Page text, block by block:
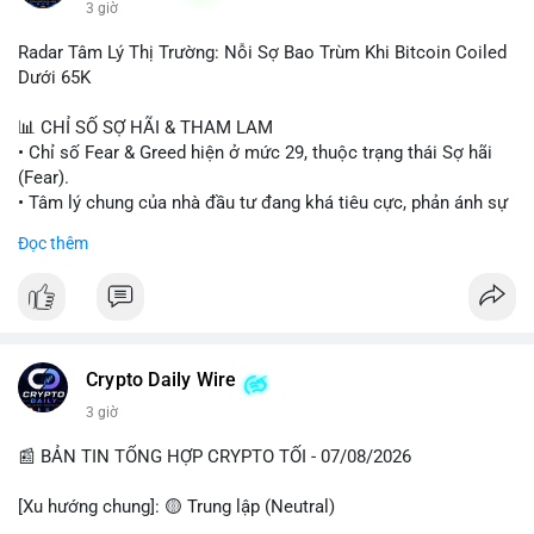
#binancesquare #cryptonews #wintermute #brokerdealer
#tokenizedsecurities
$btc $eth
#vlikevn
3 giờ
Radar Tâm Lý Thị Trường: Nỗi Sợ Bao Trùm Khi Bitcoin Coiled
Dưới 65K
📊 CHỈ SỐ SỢ HÃI & THAM LAM
• Chỉ số Fear & Greed hiện ở mức 29, thuộc trạng thái Sợ hãi
(Fear).
• Tâm lý chung của nhà đầu tư đang khá tiêu cực, phản ánh sự
• CoinGecko Trending: Plume (PLUME), Cash Cat (CASHCAT),
• LunarCrush Trending: Ethereum, Solana, Dogecoin, Polkadot,
Chainlink.
Viettel) và các từ khóa đời sống khác đang chiếm ưu thế.
💬 DÒNG CHẢY TIN TỨC & TRUYỀN THÔNG
Đọc thêm
Crypto Daily Wire
3 giờ
📰 BẢN TIN TỔNG HỢP CRYPTO TỐI - 07/08/2026
[Xu hướng chung]: 🟡 Trung lập (Neutral)